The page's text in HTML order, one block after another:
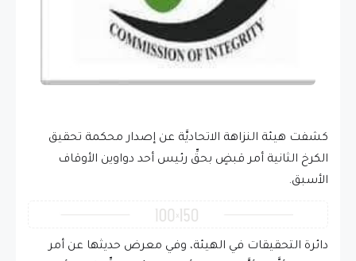
كشفت هيئة النزاهة الاتحاديَّة عن إصدار محكمة تحقيق
الكرخ الثانية أمر قبضٍ بحقِّ رئيس أحد دواوين الأوقاف
الأسبق.
دائرة التحقيقات في الهيئة، وفي معرض حديثها عن أمر